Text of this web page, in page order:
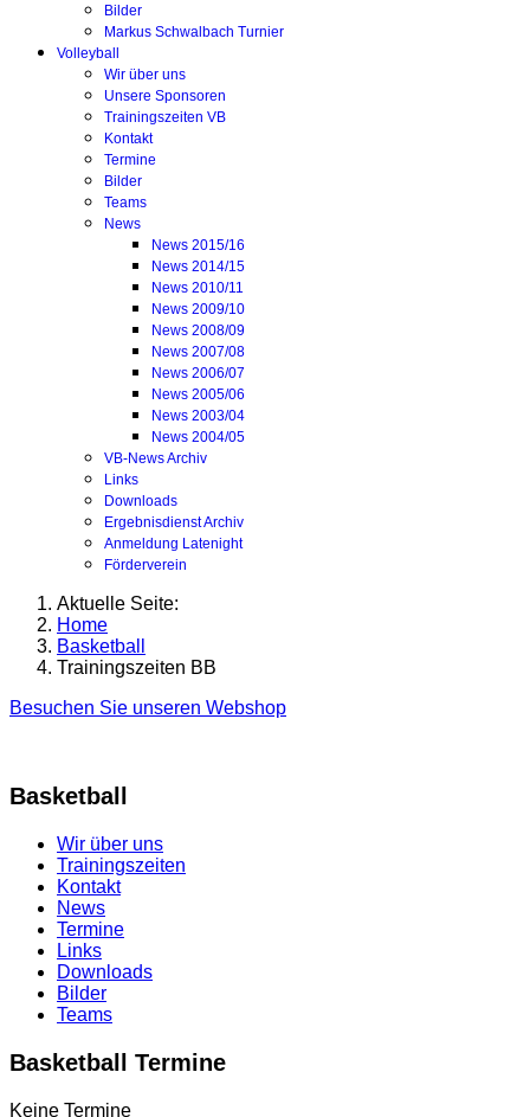
Bilder
Markus Schwalbach Turnier
Volleyball
Wir über uns
Unsere Sponsoren
Trainingszeiten VB
Kontakt
Termine
Bilder
Teams
News
News 2015/16
News 2014/15
News 2010/11
News 2009/10
News 2008/09
News 2007/08
News 2006/07
News 2005/06
News 2003/04
News 2004/05
VB-News Archiv
Links
Downloads
Ergebnisdienst Archiv
Anmeldung Latenight
Förderverein
Aktuelle Seite:
Home
Basketball
Trainingszeiten BB
Besuchen Sie unseren Webshop
Basketball
Wir über uns
Trainingszeiten
Kontakt
News
Termine
Links
Downloads
Bilder
Teams
Basketball Termine
Keine Termine